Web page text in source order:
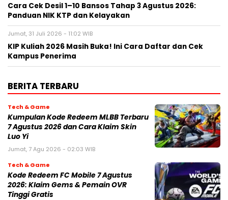
Cara Cek Desil 1–10 Bansos Tahap 3 Agustus 2026:
Panduan NIK KTP dan Kelayakan
Jumat, 31 Juli 2026 - 11:02 WIB
KIP Kuliah 2026 Masih Buka! Ini Cara Daftar dan Cek
Kampus Penerima
BERITA TERBARU
Tech & Game
Kumpulan Kode Redeem MLBB Terbaru
7 Agustus 2026 dan Cara Klaim Skin
Luo Yi
Jumat, 7 Agu 2026 - 02:03 WIB
Tech & Game
Kode Redeem FC Mobile 7 Agustus
2026: Klaim Gems & Pemain OVR
Tinggi Gratis